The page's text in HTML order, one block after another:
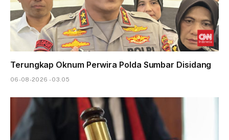
Terungkap Oknum Perwira Polda Sumbar Disidang
06-08-2026 - 03.05